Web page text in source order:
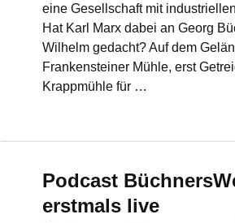
eine Gesellschaft mit
Hat Karl Marx dabei an Georg
Wilhelm gedacht? Auf dem
Frankensteiner Mühle, erst
Krappmühle für …
Podcast
erstmals live